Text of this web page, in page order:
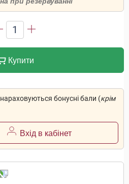
1
Купити
бонусні бали (крім
Вхід в кабінет